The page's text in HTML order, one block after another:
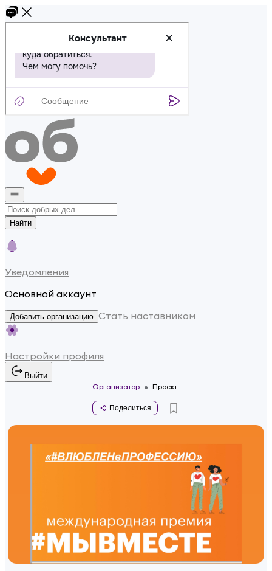
Найти
Уведомления
Основной аккаунт
Добавить организацию Стать наставником
Настройки профиля
Выйти
Организатор
Проект
Поделиться